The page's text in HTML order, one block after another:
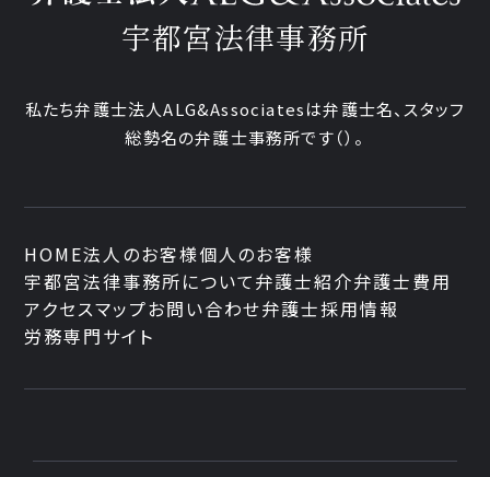
宇都宮法律事務所
私たち弁護士法人ALG&Associatesは弁護士名、スタッフ
総勢名の弁護士事務所です（）。
HOME法人のお客様個人のお客様
宇都宮法律事務所について弁護士紹介弁護士費用
アクセスマップお問い合わせ弁護士採用情報
労務専門サイト